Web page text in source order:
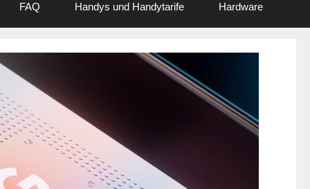
FAQ Handys und Handytarife Hardware